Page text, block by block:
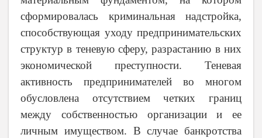
сформировалась криминальная надстройка,
способствующая уходу предпринимательских
структур в теневую сферу, разрастанию в них
экономической преступности. Теневая
активность предпринимателей во многом
обусловлена отсутствием четких границ
между собственностью организации и ее
личным имуществом. В случае банкротства